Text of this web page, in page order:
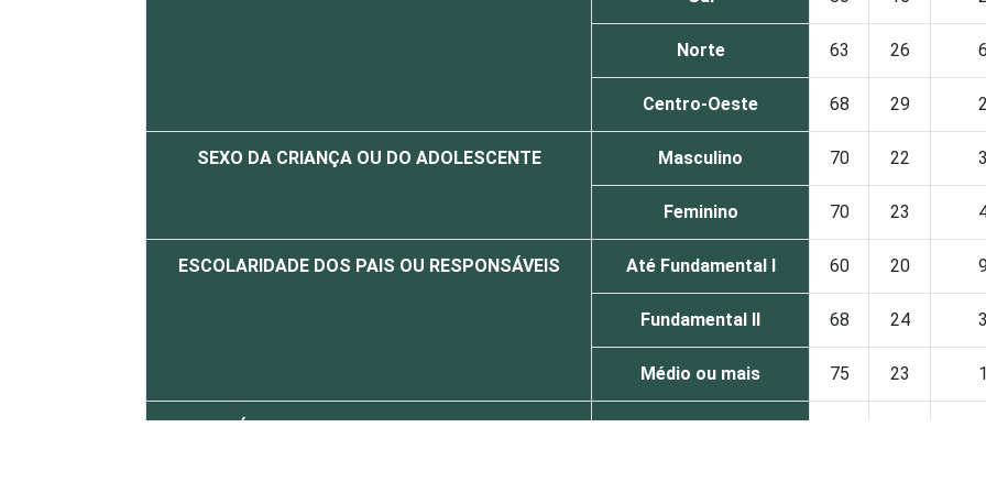
Norte 63 26 6
Centro-Oeste 68 29 2
SEXO DA CRIANÇA OU DO ADOLESCENTE Masculino 70 22 3
Feminino 70 23
ESCOLARIDADE DOS PAIS OU RESPONSÁVEIS Até Fundamental I 60 20 9
Fundamental II 68 24 3
Médio ou mais 75 23 1